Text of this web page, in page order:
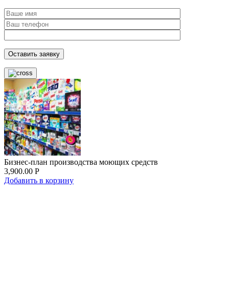
Бизнес-план производства моющих средств
3,900.00 Р
Добавить в корзину